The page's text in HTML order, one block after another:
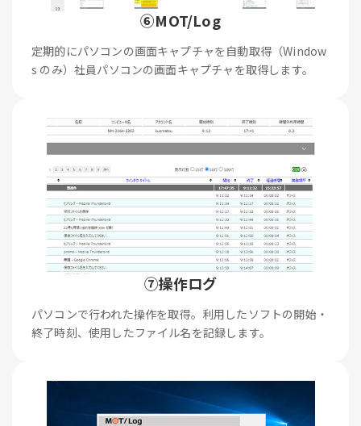
⑥MOT/Log
定期的にパソコンの画面キャプチャを自動取得（Window
s のみ）社員パソコンの画面キャプチャを取得します。
⑦操作ログ
パソコンで行われた操作を取得。利用したソフトの開始・
終了時刻、使用したファイル名を記録します。